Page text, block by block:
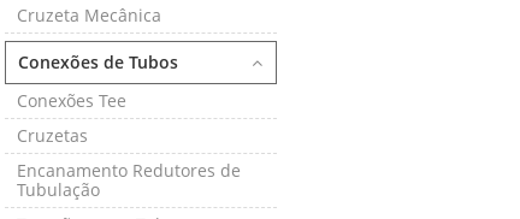
Cruzeta Mecânica
Conexões de Tubos
Conexões Tee
Cruzetas
Encanamento Redutores de
Tubulação